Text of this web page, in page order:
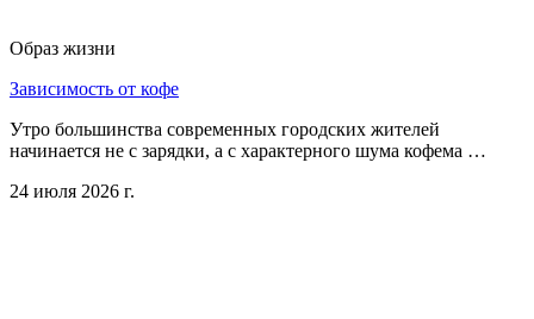
Образ жизни
Зависимость от кофе
Утро большинства современных городских жителей
начинается не с зарядки, а с характерного шума кофема …
24 июля 2026 г.